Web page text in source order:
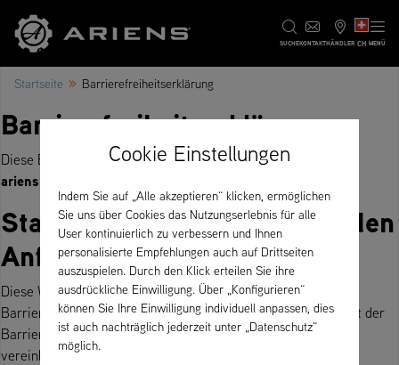
SUCHEKONTAKTHÄNDLER CH MENÜ
Startseite » Barrierefreiheitserklärung
Barrierefreiheitserklärung
Diese Erklärung zur Barrierefreiheit gilt für die Website
ariens.eu/ch
Stand der Vereinbarkeit mit den
Anforderungen
Diese Website istteilweisemit den Anforderungen des
Barrierefreiheitsstärkungsgesetzes (BFSG) in Verbindung mit der
Barrierefreie-Informationstechnik-Verordnung (BITV 2.0)
vereinbar.
Cookie Einstellungen
Indem Sie auf „Alle akzeptieren“ klicken, ermöglichen
Sie uns über Cookies das Nutzungserlebnis für alle
User kontinuierlich zu verbessern und Ihnen
personalisierte Empfehlungen auch auf Drittseiten
auszuspielen. Durch den Klick erteilen Sie ihre
ausdrückliche Einwilligung. Über „Konfigurieren“
können Sie Ihre Einwilligung individuell anpassen, dies
ist auch nachträglich jederzeit unter „Datenschutz“
möglich.